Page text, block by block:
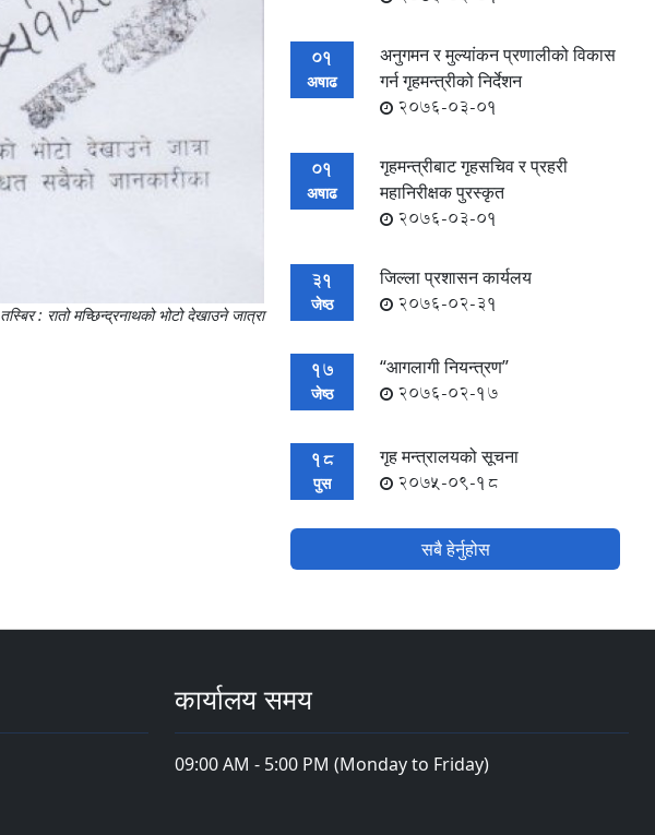
तस्बिर : रातो मच्छिन्द्रनाथको भोटो देखाउने जात्रा
01
अषाढ
अनुगमन र मुल्यांकन प्रणालीको विकास
गर्न गृहमन्त्रीको निर्देशन
2076-03-01
01
अषाढ
गृहमन्त्रीबाट गृहसचिव र प्रहरी
महानिरीक्षक पुरस्कृत
2076-03-01
31
जेष्ठ
जिल्ला प्रशासन कार्यलय
2076-02-31
17
जेष्ठ
“आगलागी नियन्त्रण”
2076-02-17
18
पुस
गृह मन्त्रालयको सूचना
2075-09-18
सबै हेर्नुहोस
कार्यालय समय
09:00 AM - 5:00 PM (Monday to Friday)